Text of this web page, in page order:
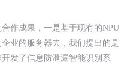
作成果，一是基于现有的NPU
业的服务器去，我们提出的是
发了信息防泄漏智能识别系